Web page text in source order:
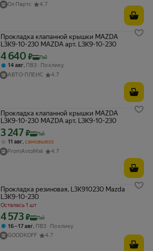
Ол Партс
4.7
Прокладка клапанной крышки MAZDA
L3K9-10-230 MAZDA арт. L3K9-10-230
Цена с картой Яндекс Пэй 4640 ₽ вместо
4 640 ₽ Пэй
14 авг, ПВЗ
По клику
АВТО-ПЛЕЙС
4.7
Прокладка клапанной крышки MAZDA
L3K9-10-230 MAZDA арт. L3K9-10-230
Цена с картой Яндекс Пэй 3247 ₽ вместо
3 247 ₽ Пэй
11 авг самовывоз
PromAvtoMsk
4.7
Прокладка резиновая, L3K910230 Mazda
L3K9-10-230
Осталась 1 шт
Цена с картой Яндекс Пэй 4573 ₽ вместо
4 573₽ Пэй
16 – 17 авг, ПВЗ
По клику
GOODKOFF
4.7